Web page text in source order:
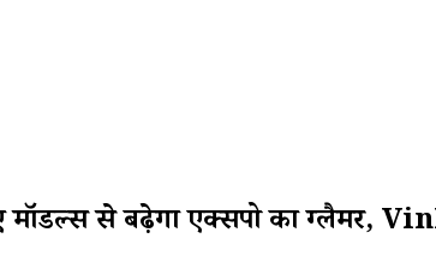
से बढ़ेगा एक्सपो का ग्लैमर,